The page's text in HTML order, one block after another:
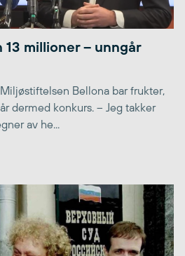
millioner – unngår
Bellona bar frukter,
dermed konkurs. – Jeg takker
av he...